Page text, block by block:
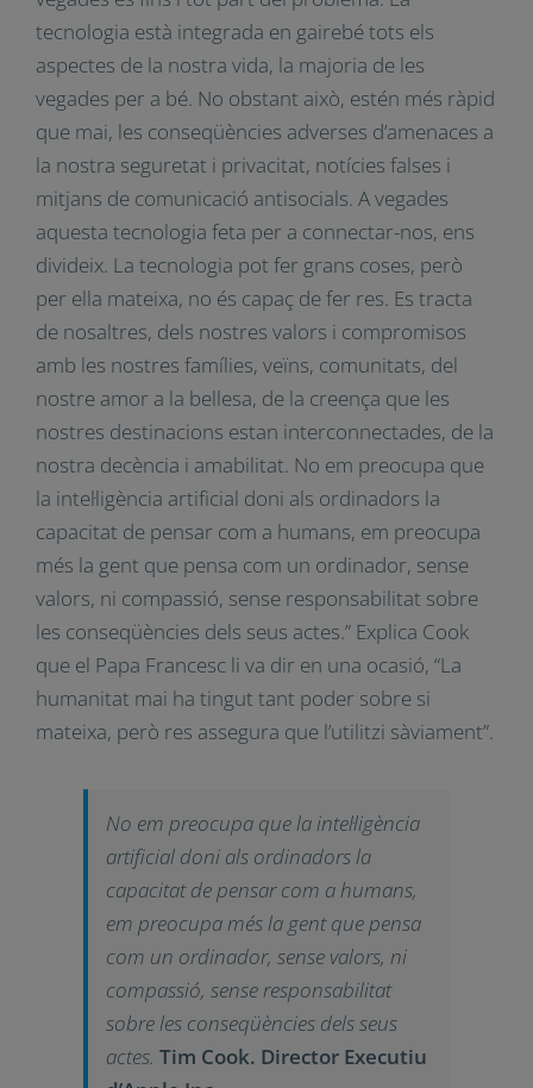
com la salut, l’educació, el canvi climàtic, la
pobresa, etc., però la tecnologia sola, no és la
solució, a vegades és fins i tot part del problema.
La tecnologia està integrada en gairebé tots els
aspectes de la nostra vida, la majoria de les
vegades per a bé. No obstant això, estén més
ràpid que mai, les conseqüències adverses
d’amenaces a la nostra seguretat i privacitat,
notícies falses i mitjans de comunicació
antisocials. A vegades aquesta tecnologia feta
per a connectar-nos, ens divideix. La tecnologia
pot fer grans coses, però per ella mateixa, no és
capaç de fer res. Es tracta de nosaltres, dels
nostres valors i compromisos amb les nostres
famílies, veïns, comunitats, del nostre amor a la
bellesa, de la creença que les nostres
destinacions estan interconnectades, de la
nostra decència i amabilitat. No em preocupa
que la intel·ligència artificial doni als ordinadors la
capacitat de pensar com a humans, em
preocupa més la gent que pensa com un
ordinador, sense valors, ni compassió, sense
responsabilitat sobre les conseqüències dels
seus actes.” Explica Cook que el Papa Francesc li
va dir en una ocasió, “La humanitat mai ha tingut
tant poder sobre si mateixa, però res assegura
que l’utilitzi sàviament”.
No em preocupa que la
intel·ligència artificial doni als
ordinadors la capacitat de pensar
com a humans, em preocupa més